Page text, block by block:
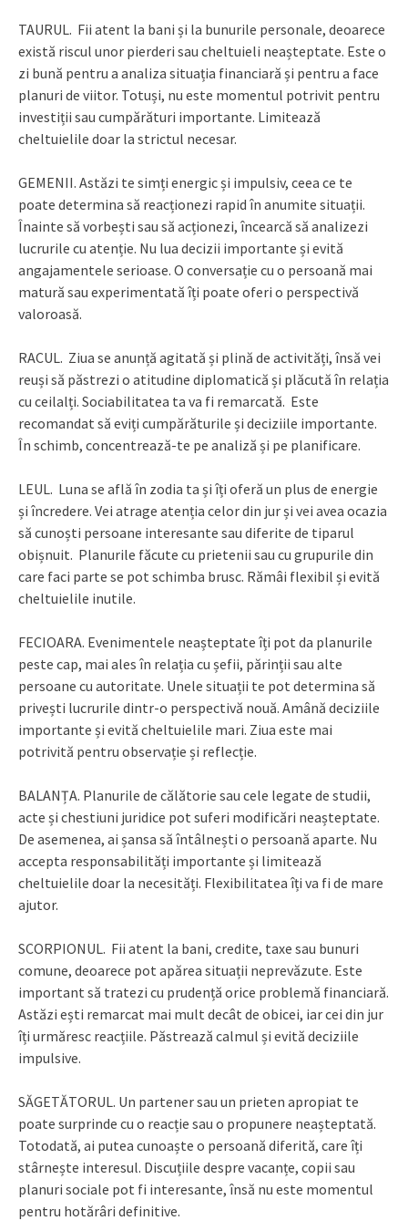
TAURUL. Fii atent la bani și la bunurile personale, deoarece
există riscul unor pierderi sau cheltuieli neașteptate. Este o
zi bună pentru a analiza situația financiară și pentru a face
planuri de viitor. Totuși, nu este momentul potrivit pentru
investiții sau cumpărături importante. Limitează
cheltuielile doar la strictul necesar.
GEMENII. Astăzi te simți energic și impulsiv, ceea ce te
poate determina să reacționezi rapid în anumite situații.
Înainte să vorbești sau să acționezi, încearcă să analizezi
lucrurile cu atenție. Nu lua decizii importante și evită
angajamentele serioase. O conversație cu o persoană mai
matură sau experimentată îți poate oferi o perspectivă
valoroasă.
RACUL. Ziua se anunță agitată și plină de activități, însă vei
reuși să păstrezi o atitudine diplomatică și plăcută în relația
cu ceilalți. Sociabilitatea ta va fi remarcată. Este
recomandat să eviți cumpărăturile și deciziile importante.
În schimb, concentrează-te pe analiză și pe planificare.
LEUL. Luna se află în zodia ta și îți oferă un plus de energie
și încredere. Vei atrage atenția celor din jur și vei avea ocazia
să cunoști persoane interesante sau diferite de tiparul
obișnuit. Planurile făcute cu prietenii sau cu grupurile din
care faci parte se pot schimba brusc. Rămâi flexibil și evită
cheltuielile inutile.
FECIOARA. Evenimentele neașteptate îți pot da planurile
peste cap, mai ales în relația cu șefii, părinții sau alte
persoane cu autoritate. Unele situații te pot determina să
privești lucrurile dintr-o perspectivă nouă. Amână deciziile
importante și evită cheltuielile mari. Ziua este mai
potrivită pentru observație și reflecție.
BALANȚA. Planurile de călătorie sau cele legate de studii,
acte și chestiuni juridice pot suferi modificări neașteptate.
De asemenea, ai șansa să întâlnești o persoană aparte. Nu
accepta responsabilități importante și limitează
cheltuielile doar la necesități. Flexibilitatea îți va fi de mare
ajutor.
SCORPIONUL. Fii atent la bani, credite, taxe sau bunuri
comune, deoarece pot apărea situații neprevăzute. Este
important să tratezi cu prudență orice problemă financiară.
Astăzi ești remarcat mai mult decât de obicei, iar cei din jur
îți urmăresc reacțiile. Păstrează calmul și evită deciziile
impulsive.
SĂGETĂTORUL. Un partener sau un prieten apropiat te
poate surprinde cu o reacție sau o propunere neașteptată.
Totodată, ai putea cunoaște o persoană diferită, care îți
stârnește interesul. Discuțiile despre vacanțe, copii sau
planuri sociale pot fi interesante, însă nu este momentul
pentru hotărâri definitive.